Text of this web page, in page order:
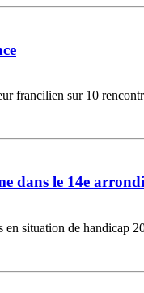
francilien sur 10
dans le 14e
situation de